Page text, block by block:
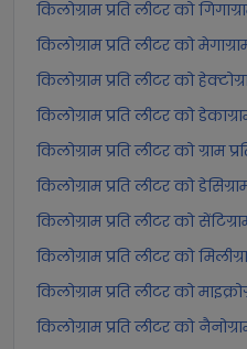
किलोग्राम प्रति लीटर को
किलोग्राम प्रति लीटर को
किलोग्राम प्रति लीटर को
किलोग्राम प्रति लीटर को
किलोग्राम प्रति लीटर को ग्राम
किलोग्राम प्रति लीटर को
किलोग्राम प्रति लीटर को
किलोग्राम प्रति लीटर को
किलोग्राम प्रति लीटर को
किलोग्राम प्रति लीटर को